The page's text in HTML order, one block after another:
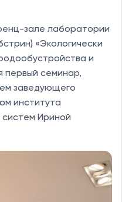
зале лаборатории
«Экологически
и
первый семинар,
заведующего
института
систем Ириной